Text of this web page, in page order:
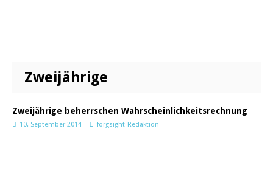
Zweijährige
Zweijährige beherrschen Wahrscheinlichkeitsrechnung
10. September 2014 forgsight-Redaktion